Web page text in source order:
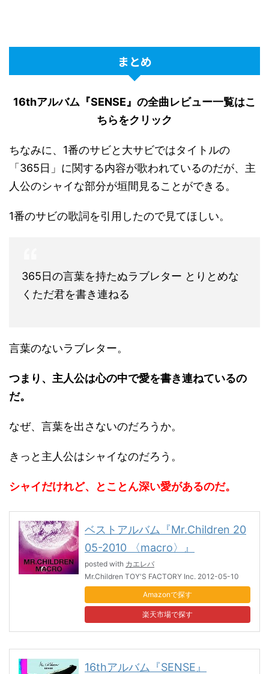
まとめ
16thアルバム『SENSE』の全曲レビュー一覧はこ
ちらをクリック
ちなみに、1番のサビと大サビではタイトルの
「365日」に関する内容が歌われているのだが、主
人公のシャイな部分が垣間見ることができる。
1番のサビの歌詞を引用したので見てほしい。
365日の言葉を持たぬラブレター とりとめな
くただ君を書き連ねる
言葉のないラブレター。
つまり、主人公は心の中で愛を書き連ねているの
だ。
なぜ、言葉を出さないのだろうか。
きっと主人公はシャイなのだろう。
シャイだけれど、とことん深い愛があるのだ。
ベストアルバム『Mr.Children 20
05-2010 〈macro〉』
posted with カエレバ
Mr.Children TOY'S FACTORY Inc. 2012-05-10
Amazon
楽天市場
16thアルバム『SENSE』